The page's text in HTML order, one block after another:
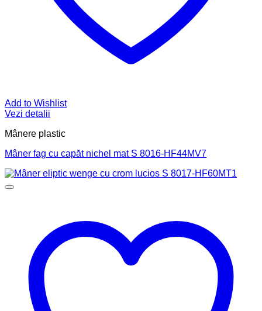
Add to Wishlist
Vezi detalii
Mânere plastic
Mâner fag cu capăt nichel mat S 8016-HF44MV7